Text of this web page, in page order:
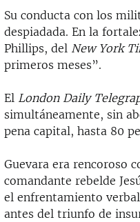
Su conducta con los
despiadada. En la
Phillips, del New York
primeros meses”.
El London Daily
simultáneamente, sin
pena capital, hasta 80
Guevara era rencoroso
comandante rebelde
el enfrentamiento
antes del triunfo de